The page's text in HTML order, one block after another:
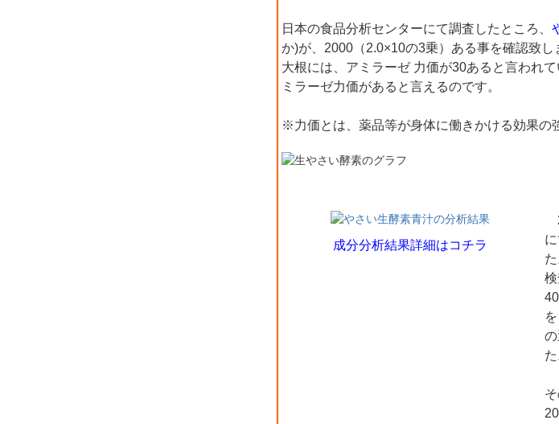
日本の食品分析センターにて調査したところ、
か)が、2000（2.0×10の3乗）ある事を確認致し
大根には、アミラーゼ 力価が30あると言われ
ミラーゼ力価があると言えるのです。
※力価とは、薬品等が身体に働きかける効果の
成分分析結果詳細はコチラ
た
た
そ